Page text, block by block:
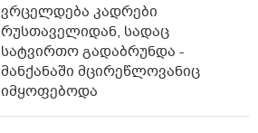
ვრცელდება კადრები
რუსთაველიდან, სადაც
სატვირთო გადაბრუნდა -
მანქანაში მცირეწლოვანიც
იმყოფებოდა